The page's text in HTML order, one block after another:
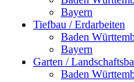
Bayern
Tiefbau / Erdarbeiten
Baden
Bayern
Garten /
Baden